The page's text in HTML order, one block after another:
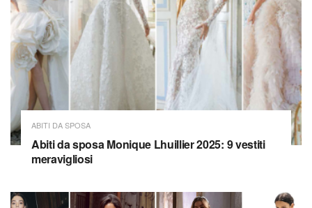
ABITI DA SPOSA
Abiti da sposa Monique Lhuillier 2025: 9 vestiti
meravigliosi